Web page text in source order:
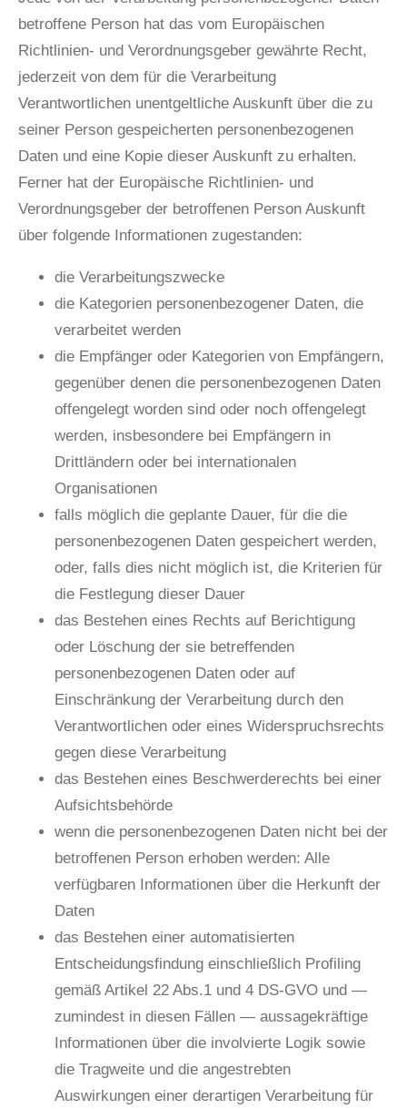
betroffene Person hat das vom Europäischen
Richtlinien- und Verordnungsgeber gewährte Recht,
jederzeit von dem für die Verarbeitung
Verantwortlichen unentgeltliche Auskunft über die zu
seiner Person gespeicherten personenbezogenen
Daten und eine Kopie dieser Auskunft zu erhalten.
Ferner hat der Europäische Richtlinien- und
Verordnungsgeber der betroffenen Person Auskunft
über folgende Informationen zugestanden:
die Verarbeitungszwecke
die Kategorien personenbezogener Daten, die
verarbeitet werden
die Empfänger oder Kategorien von Empfängern,
gegenüber denen die personenbezogenen Daten
offengelegt worden sind oder noch offengelegt
werden, insbesondere bei Empfängern in
Drittländern oder bei internationalen
Organisationen
falls möglich die geplante Dauer, für die die
personenbezogenen Daten gespeichert werden,
oder, falls dies nicht möglich ist, die Kriterien für
die Festlegung dieser Dauer
das Bestehen eines Rechts auf Berichtigung
oder Löschung der sie betreffenden
personenbezogenen Daten oder auf
Einschränkung der Verarbeitung durch den
Verantwortlichen oder eines Widerspruchsrechts
gegen diese Verarbeitung
das Bestehen eines Beschwerderechts bei einer
Aufsichtsbehörde
wenn die personenbezogenen Daten nicht bei der
betroffenen Person erhoben werden: Alle
verfügbaren Informationen über die Herkunft der
Daten
das Bestehen einer automatisierten
Entscheidungsfindung einschließlich Profiling
gemäß Artikel 22 Abs.1 und 4 DS-GVO und —
zumindest in diesen Fällen — aussagekräftige
Informationen über die involvierte Logik sowie
die Tragweite und die angestrebten
Auswirkungen einer derartigen Verarbeitung für